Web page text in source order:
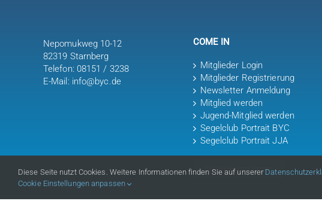
Telefon: 08151 / 3238
E-Mail: info@byc.de
Mitglieder Login
Newsletter Anmeldung
Mitglied werden
Jugend-Mitglied werden
Segelclub Portrait BYC
Segelclub Portrait JJA
Cookie-Einstellungen
Diese Seite nutzt Cookies. Weitere Informationen finden Sie auf unserer
Cookie Einstellungen anpassen